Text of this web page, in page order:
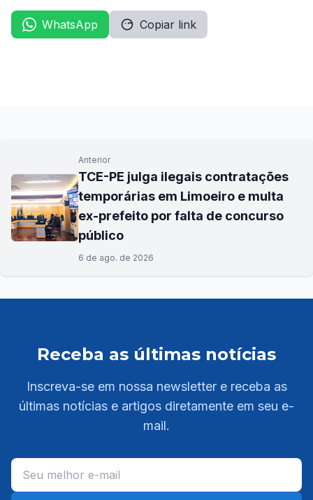
WhatsApp Copiar link
Anterior
TCE-PE julga ilegais contratações
temporárias em Limoeiro e multa
ex-prefeito por falta de concurso
público
6 de ago. de 2026
Receba as últimas notícias
Inscreva-se em nossa newsletter e receba as
últimas notícias e artigos diretamente em seu e-
mail.